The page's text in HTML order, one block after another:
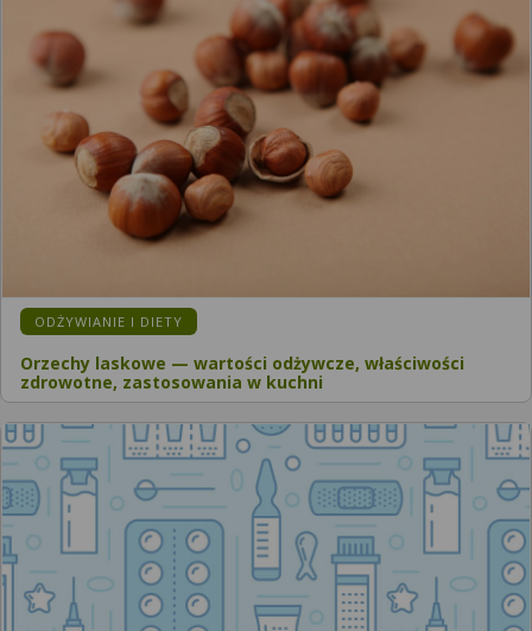
ODŻYWIANIE I DIETY
Orzechy laskowe — wartości odżywcze, właściwości
zdrowotne, zastosowania w kuchni